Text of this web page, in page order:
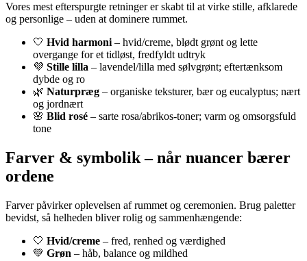
Vores mest efterspurgte retninger er skabt til at virke stille, afklarede
og personlige – uden at dominere rummet.
🤍 Hvid harmoni – hvid/creme, blødt grønt og lette
overgange for et tidløst, fredfyldt udtryk
💜 Stille lilla – lavendel/lilla med sølvgrønt; eftertænksom
dybde og ro
🌿 Naturpræg – organiske teksturer, bær og eucalyptus; nært
og jordnært
🌸 Blid rosé – sarte rosa/abrikos-toner; varm og omsorgsfuld
tone
Farver & symbolik – når nuancer bærer
ordene
Farver påvirker oplevelsen af rummet og ceremonien. Brug paletter
bevidst, så helheden bliver rolig og sammenhængende:
🤍 Hvid/creme – fred, renhed og værdighed
💚 Grøn – håb, balance og mildhed